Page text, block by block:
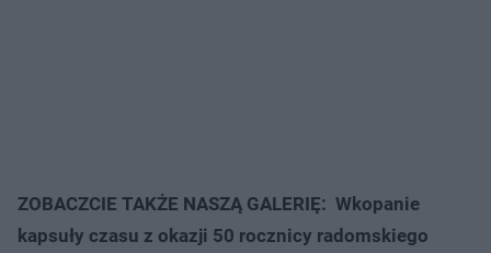
ZOBACZCIE TAKŻE NASZĄ GALERIĘ: Wkopanie
kapsuły czasu z okazji 50 rocznicy radomskiego